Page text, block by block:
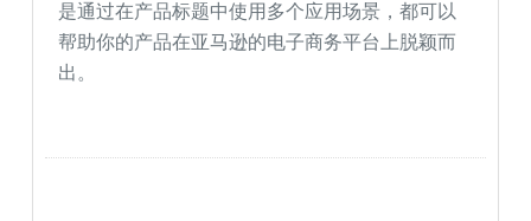
是通过在产品标题中使用多个应用场景，都可以
帮助你的产品在亚马逊的电子商务平台上脱颖而
出。